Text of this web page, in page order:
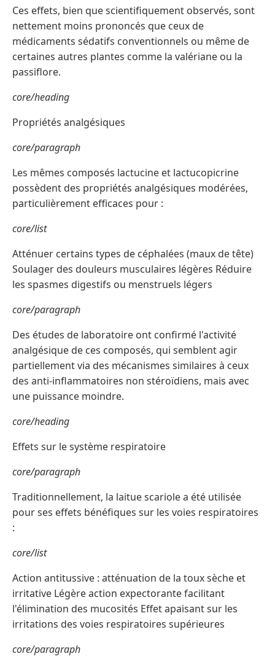
Ces effets, bien que scientifiquement observés, sont
nettement moins prononcés que ceux de
médicaments sédatifs conventionnels ou même de
certaines autres plantes comme la valériane ou la
passiflore.
core/heading
Propriétés analgésiques
core/paragraph
Les mêmes composés lactucine et lactucopicrine
possèdent des propriétés analgésiques modérées,
particulièrement efficaces pour :
core/list
Atténuer certains types de céphalées (maux de tête)
Soulager des douleurs musculaires légères Réduire
les spasmes digestifs ou menstruels légers
core/paragraph
Des études de laboratoire ont confirmé l'activité
analgésique de ces composés, qui semblent agir
partiellement via des mécanismes similaires à ceux
des anti-inflammatoires non stéroïdiens, mais avec
une puissance moindre.
core/heading
Effets sur le système respiratoire
core/paragraph
Traditionnellement, la laitue scariole a été utilisée
pour ses effets bénéfiques sur les voies respiratoires
:
core/list
Action antitussive : atténuation de la toux sèche et
irritative Légère action expectorante facilitant
l'élimination des mucosités Effet apaisant sur les
irritations des voies respiratoires supérieures
core/paragraph